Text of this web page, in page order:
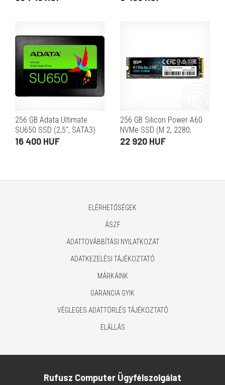
256 GB Adata Ultimate
SU650 SSD (2,5", SATA3)
16 400 HUF
256 GB Silicon Power A60
NVMe SSD (M.2, 2280,
PCIe)
22 920 HUF
ELÉRHETŐSÉGEK
ÁSZF
ADATTOVÁBBÍTÁSI NYILATKOZAT
ADATKEZELÉSI TÁJÉKOZTATÓ
MÁRKÁINK
GARANCIA GYIK
VÉGLEGES ADATTÖRLÉS TÁJÉKOZTATÓ
ELÁLLÁS
Rufusz Computer Ügyfélszolgálat